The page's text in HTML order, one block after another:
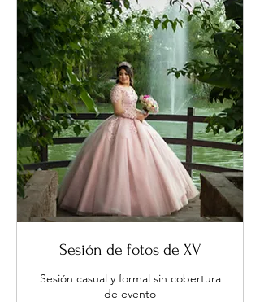
Sesión de fotos de XV
Sesión casual y formal sin cobertura
de evento